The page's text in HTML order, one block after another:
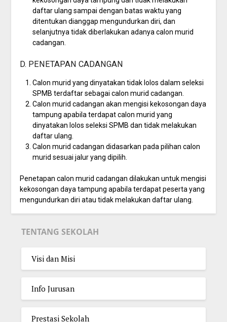
daftar ulang sampai dengan batas waktu yang
ditentukan dianggap mengundurkan diri, dan
selanjutnya tidak diberlakukan adanya calon murid
cadangan.
D. PENETAPAN CADANGAN
Calon murid yang dinyatakan tidak lolos dalam seleksi
SPMB terdaftar sebagai calon murid cadangan.
Calon murid cadangan akan mengisi kekosongan daya
tampung apabila terdapat calon murid yang
dinyatakan lolos seleksi SPMB dan tidak melakukan
daftar ulang.
Calon murid cadangan didasarkan pada pilihan calon
murid sesuai jalur yang dipilih.
Penetapan calon murid cadangan dilakukan untuk mengisi
kekosongan daya tampung apabila terdapat peserta yang
mengundurkan diri atau tidak melakukan daftar ulang.
TENTANG SEKOLAH
Visi dan Misi
Info Jurusan
Prestasi Sekolah